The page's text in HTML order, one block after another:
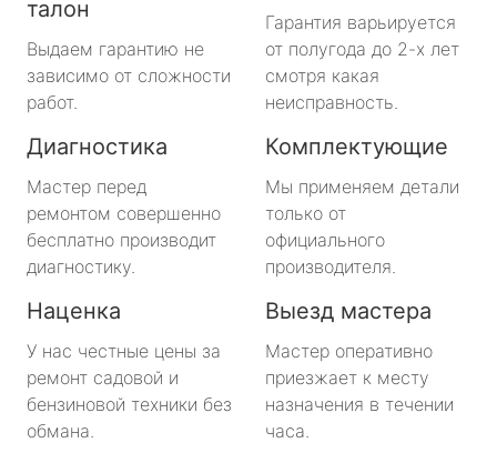
талон
Выдаем гарантию не
зависимо от сложности
работ.
Гарантия варьируется
от полугода до 2-х лет
смотря какая
неисправность.
Диагностика
Мастер перед
ремонтом совершенно
бесплатно производит
диагностику.
Комплектующие
Мы применяем детали
только от
официального
производителя.
Наценка
У нас честные цены за
ремонт садовой и
бензиновой техники без
обмана.
Выезд мастера
Мастер оперативно
приезжает к месту
назначения в течении
часа.